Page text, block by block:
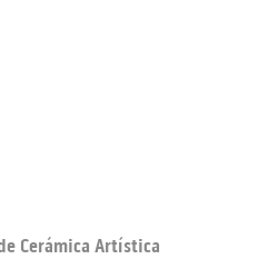
Cerámica Artística